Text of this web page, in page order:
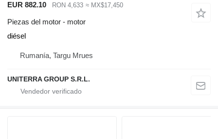
EUR 882.10 RON 4,633 ≈ MX$17,450
Piezas del motor - motor
diésel
Rumanía, Targu Mrues
UNITERRA GROUP S.R.L.